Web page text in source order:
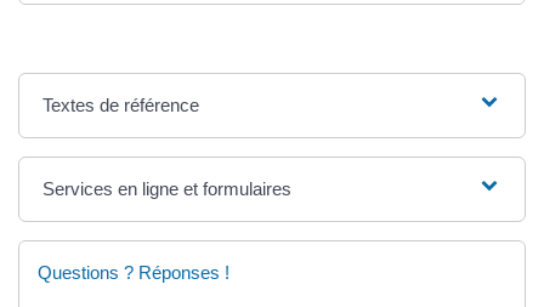
Textes de référence
Services en ligne et formulaires
Questions ? Réponses !